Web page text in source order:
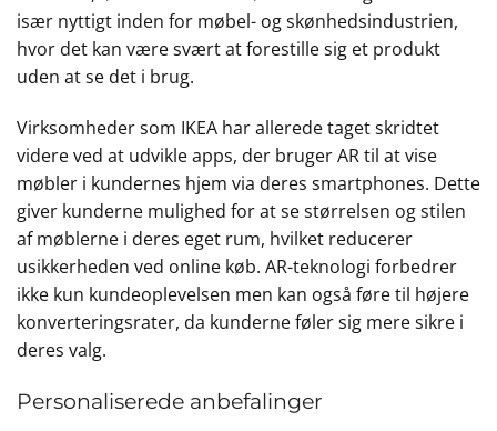
især nyttigt inden for møbel- og skønhedsindustrien,
hvor det kan være svært at forestille sig et produkt
uden at se det i brug.
Virksomheder som IKEA har allerede taget skridtet
videre ved at udvikle apps, der bruger AR til at vise
møbler i kundernes hjem via deres smartphones. Dette
giver kunderne mulighed for at se størrelsen og stilen
af møblerne i deres eget rum, hvilket reducerer
usikkerheden ved online køb. AR-teknologi forbedrer
ikke kun kundeoplevelsen men kan også føre til højere
konverteringsrater, da kunderne føler sig mere sikre i
deres valg.
Personaliserede anbefalinger